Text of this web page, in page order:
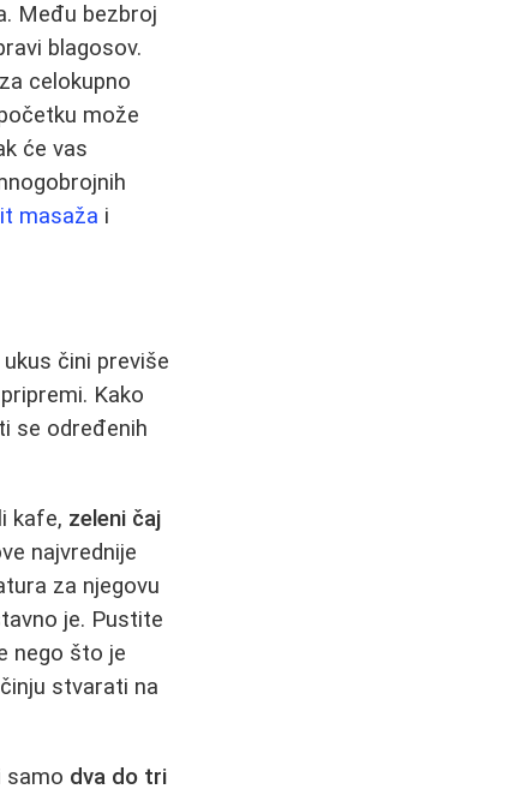
Među bezbroj
blagosov.
celokupno
može
će vas
masaža i
čini previše
Kako
se određenih
kafe, zeleni čaj
najvrednije
za njegovu
je. Pustite
nego što je
stvarati na
samo dva do tri